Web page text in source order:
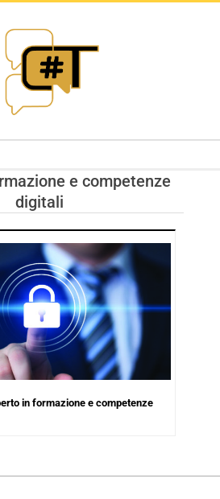
e competenze
digitali
in formazione e competenze